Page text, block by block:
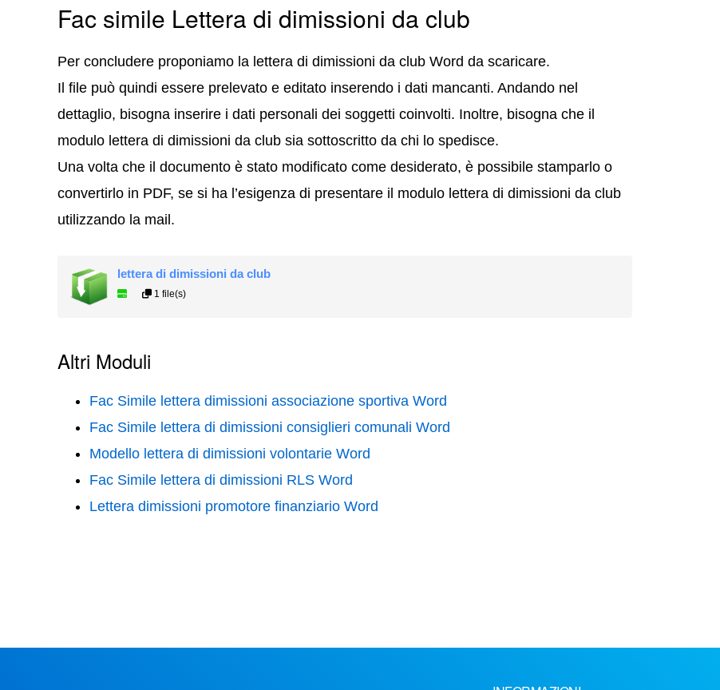
Fac simile Lettera di dimissioni da club
Per concludere proponiamo la lettera di dimissioni da club Word da scaricare.
Il file può quindi essere prelevato e editato inserendo i dati mancanti. Andando nel
dettaglio, bisogna inserire i dati personali dei soggetti coinvolti. Inoltre, bisogna che il
modulo lettera di dimissioni da club sia sottoscritto da chi lo spedisce.
Una volta che il documento è stato modificato come desiderato, è possibile stamparlo o
convertirlo in PDF, se si ha l’esigenza di presentare il modulo lettera di dimissioni da club
utilizzando la mail.
lettera di dimissioni da club
1 file(s)
Altri Moduli
Fac Simile lettera dimissioni associazione sportiva Word
Fac Simile lettera di dimissioni consiglieri comunali Word
Modello lettera di dimissioni volontarie Word
Fac Simile lettera di dimissioni RLS Word
Lettera dimissioni promotore finanziario Word